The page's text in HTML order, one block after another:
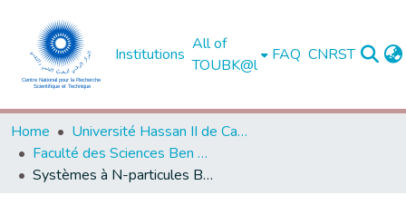
Institutions
All of
TOUBK@l
FAQ CNRST
Home
Université Hassan II de Casablanca
Faculté des Sciences Ben M'Sick - Casablanca
Systèmes à N-particules Browniennes dans un milieu périodique bidimensionnel en relation avec les superconducteurs ioniques